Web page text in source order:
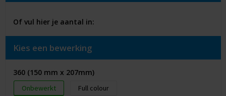
Of vul hier je aantal in:
Kies een bewerking
360 (150 mm x 207mm)
Onbewerkt Full colour